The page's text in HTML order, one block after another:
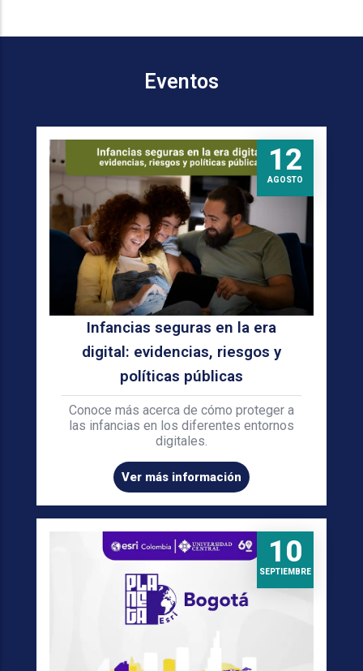
Eventos
12
AGOSTO
Infancias seguras en la era
digital: evidencias, riesgos y
políticas públicas
Conoce más acerca de cómo proteger a
las infancias en los diferentes entornos
digitales.
Ver más información
10
SEPTIEMBRE